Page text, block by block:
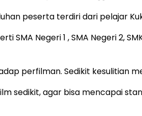
peserta terdiri dari pelajar
Negeri 1 , SMA Negeri 2,
perfilman. Sedikit kesulitian
sedikit, agar bisa mencapai